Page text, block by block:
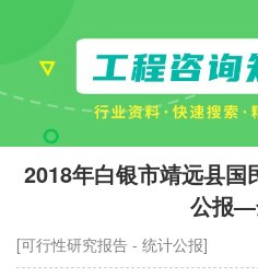
2018年白银市靖远县国
公报—
[可行性研究报告 - 统计公报]